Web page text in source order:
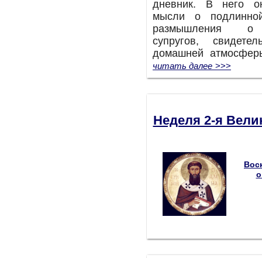
дневник. В него
мысли о
размышления о
супругов,
домашней
читать далее >>>
Неделя 2-я